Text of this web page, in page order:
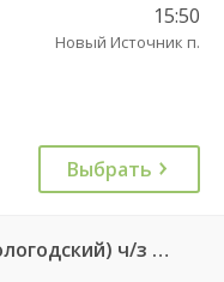
15:50
Новый Источник п.
Выбрать
Вологда АВ — Погорелово (Вологодский) ч/з Новый Источник 422